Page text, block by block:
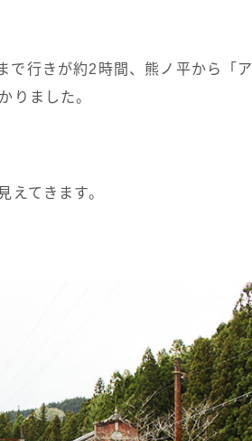
で行きが約2時間、熊ノ平から「ア
りました。
えてきます。